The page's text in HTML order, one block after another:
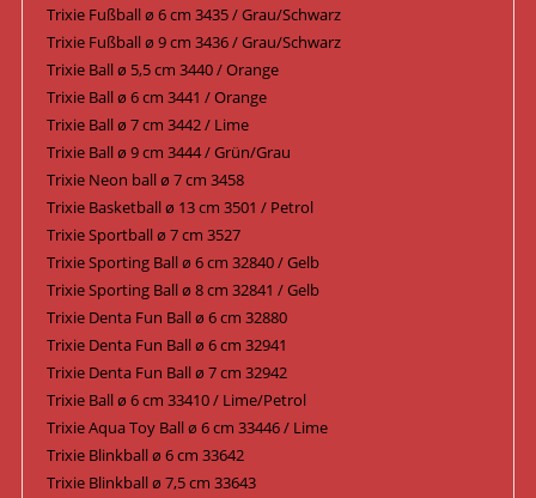
Trixie Fußball ø 6 cm 3435 / Grau/Schwarz
Trixie Fußball ø 9 cm 3436 / Grau/Schwarz
Trixie Ball ø 5,5 cm 3440 / Orange
Trixie Ball ø 6 cm 3441 / Orange
Trixie Ball ø 7 cm 3442 / Lime
Trixie Ball ø 9 cm 3444 / Grün/Grau
Trixie Neon ball ø 7 cm 3458
Trixie Basketball ø 13 cm 3501 / Petrol
Trixie Sportball ø 7 cm 3527
Trixie Sporting Ball ø 6 cm 32840 / Gelb
Trixie Sporting Ball ø 8 cm 32841 / Gelb
Trixie Denta Fun Ball ø 6 cm 32880
Trixie Denta Fun Ball ø 6 cm 32941
Trixie Denta Fun Ball ø 7 cm 32942
Trixie Ball ø 6 cm 33410 / Lime/Petrol
Trixie Aqua Toy Ball ø 6 cm 33446 / Lime
Trixie Blinkball ø 6 cm 33642
Trixie Blinkball ø 7,5 cm 33643